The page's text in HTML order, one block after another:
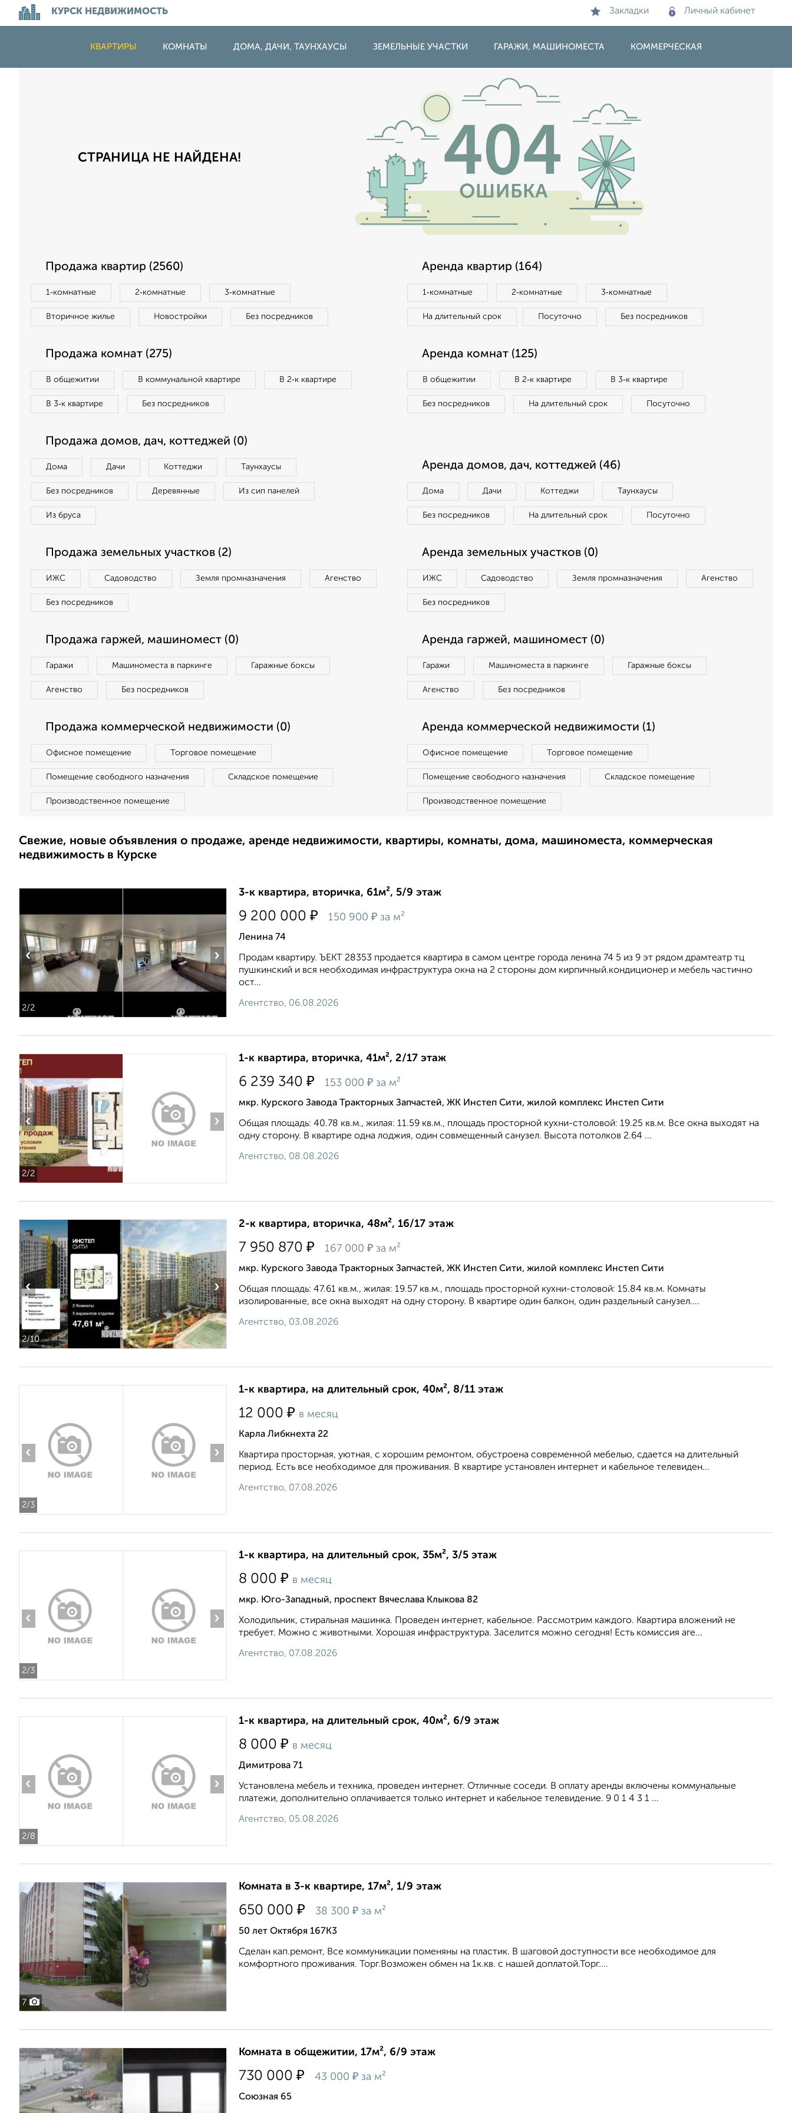
КУРСК НЕДВИЖИМОСТЬ Закладки Личный кабинет
КВАРТИРЫ КОМНАТЫ ДОМА, ДАЧИ, ТАУНХАУСЫ ЗЕМЕЛЬНЫЕ УЧАСТКИ ГАРАЖИ, МАШИНОМЕСТА КОММЕРЧЕСКАЯ
СТРАНИЦА НЕ НАЙДЕНА!
Продажа квартир (2560)
1‑комнатные 2‑комнатные 3‑комнатные
Вторичное жилье Новостройки Без посредников
Аренда квартир (164)
1‑комнатные 2‑комнатные 3‑комнатные
На длительный срок Посуточно Без посредников
Продажа комнат (275)
В общежитии В коммунальной квартире В 2‑к квартире
В 3‑к квартире Без посредников
Аренда комнат (125)
В общежитии В 2‑к квартире В 3‑к квартире
Без посредников На длительный срок Посуточно
Продажа домов, дач, коттеджей (0)
Дома Дачи Коттеджи Таунхаусы
Без посредников Деревянные Из сип панелей
Из бруса
Аренда домов, дач, коттеджей (46)
Дома Дачи Коттеджи Таунхаусы
Без посредников На длительный срок Посуточно
Продажа земельных участков (2)
ИЖС Садоводство Земля промназначения Агенство
Без посредников
Аренда земельных участков (0)
ИЖС Садоводство Земля промназначения Агенство
Без посредников
Продажа гаржей, машиномест (0)
Гаражи Машиноместа в паркинге Гаражные боксы
Агенство Без посредников
Аренда гаржей, машиномест (0)
Гаражи Машиноместа в паркинге Гаражные боксы
Агенство Без посредников
Продажа коммерческой недвижимости (0)
Офисное помещение Торговое помещение
Помещение свободного назначения Складское помещение
Производственное помещение
Аренда коммерческой недвижимости (1)
Офисное помещение Торговое помещение
Помещение свободного назначения Складское помещение
Производственное помещение
Свежие, новые объявления о продаже, аренде недвижимости, квартиры, комнаты, дома, машиноместа, коммерческая
недвижимость в Курске
2/2
‹ ›
3-к квартира, вторичка, 61м², 5/9 этаж
9 200 000 ₽ 150 900 ₽ за м²
Ленина 74
Продам квартиру. ЪЕКТ 28353 продается квартира в самом центре города ленина 74 5 из 9 эт рядом драмтеатр тц
пушкинский и вся необходимая инфраструктура окна на 2 стороны дом кирпичный.кондиционер и мебель частично
ост...
Агентство, 06.08.2026
2/2
‹ ›
1-к квартира, вторичка, 41м², 2/17 этаж
6 239 340 ₽ 153 000 ₽ за м²
мкр. Курского Завода Тракторных Запчастей, ЖК Инстеп Сити, жилой комплекс Инстеп Сити
Общая площадь: 40.78 кв.м., жилая: 11.59 кв.м., площадь просторной кухни-столовой: 19.25 кв.м. Все окна выходят на
одну сторону. В квартире одна лоджия, один совмещенный санузел. Высота потолков 2.64 ...
Агентство, 08.08.2026
2/10
‹ ›
2-к квартира, вторичка, 48м², 16/17 этаж
7 950 870 ₽ 167 000 ₽ за м²
мкр. Курского Завода Тракторных Запчастей, ЖК Инстеп Сити, жилой комплекс Инстеп Сити
Общая площадь: 47.61 кв.м., жилая: 19.57 кв.м., площадь просторной кухни-столовой: 15.84 кв.м. Комнаты
изолированные, все окна выходят на одну сторону. В квартире один балкон, один раздельный санузел....
Агентство, 03.08.2026
2/3
‹ ›
1-к квартира, на длительный срок, 40м², 8/11 этаж
12 000 ₽ в месяц
Карла Либкнехта 22
Квартира просторная, уютная, с хорошим ремонтом, обустроена современной мебелью, сдается на длительный
период. Есть все необходимое для проживания. В квартире установлен интернет и кабельное телевиден...
Агентство, 07.08.2026
2/3
‹ ›
1-к квартира, на длительный срок, 35м², 3/5 этаж
8 000 ₽ в месяц
мкр. Юго-Западный, проспект Вячеслава Клыкова 82
Холодильник, стиральная машинка. Проведен интернет, кабельное. Рассмотрим каждого. Квартира вложений не
требует. Можно с животными. Хорошая инфраструктура. Заселится можно сегодня! Есть комиссия аге...
Агентство, 07.08.2026
2/8
‹ ›
1-к квартира, на длительный срок, 40м², 6/9 этаж
8 000 ₽ в месяц
Димитрова 71
Установлена мебель и техника, проведен интернет. Отличные соседи. В оплату аренды включены коммунальные
платежи, дополнительно оплачивается только интернет и кабельное телевидение. 9 0 1 4 3 1 ...
Агентство, 05.08.2026
7
Комната в 3-к квартире, 17м², 1/9 этаж
650 000 ₽ 38 300 ₽ за м²
50 лет Октября 167К3
Сделан кап.ремонт, Все коммуникации поменяны на пластик. В шаговой доступности все необходимое для
комфортного проживания. Торг.Возможен обмен на 1к.кв. с нашей доплатой.Торг....
Комната в общежитии, 17м², 6/9 этаж
730 000 ₽ 43 000 ₽ за м²
Союзная 65